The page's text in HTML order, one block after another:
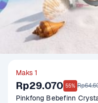
Maks 1
Rp29.070 55%
Pinkfong Bebefinn